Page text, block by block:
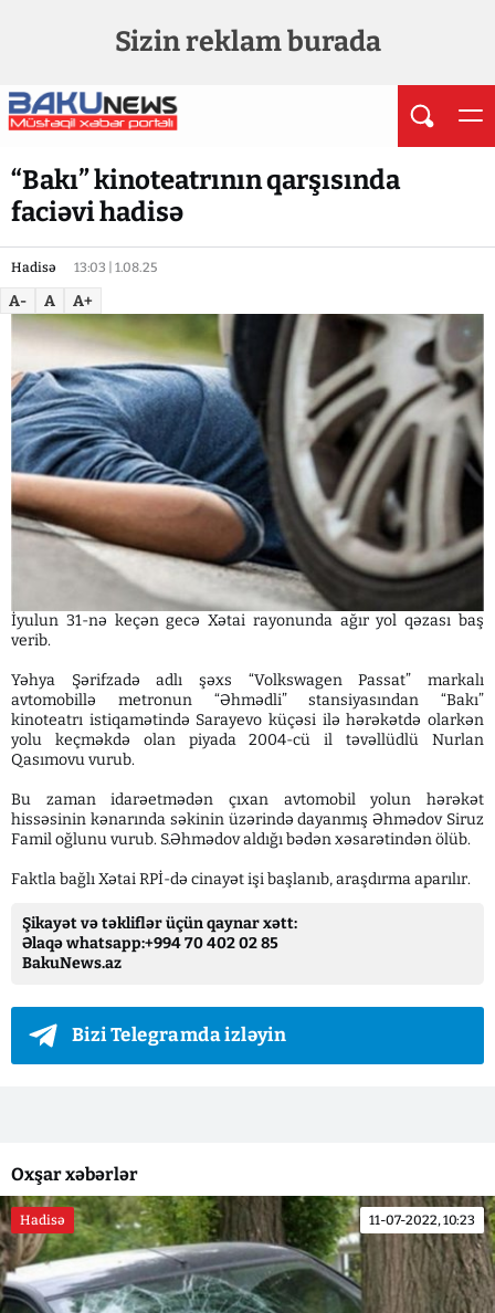
Sizin reklam burada
“Bakı” kinoteatrının qarşısında
faciəvi hadisə
Hadisə 13:03 | 1.08.25
A- A A+
İyulun 31-nə keçən gecə Xətai rayonunda ağır yol qəzası baş
verib.
Yəhya Şərifzadə adlı şəxs “Volkswagen Passat” markalı
avtomobillə metronun “Əhmədli” stansiyasından “Bakı”
kinoteatrı istiqamətində Sarayevo küçəsi ilə hərəkətdə olarkən
yolu keçməkdə olan piyada 2004-cü il təvəllüdlü Nurlan
Qasımovu vurub.
Bu zaman idarəetmədən çıxan avtomobil yolun hərəkət
hissəsinin kənarında səkinin üzərində dayanmış Əhmədov Siruz
Famil oğlunu vurub. S.Əhmədov aldığı bədən xəsarətindən ölüb.
Faktla bağlı Xətai RPİ-də cinayət işi başlanıb, araşdırma aparılır.
Şikayət və təkliflər üçün qaynar xətt:
Əlaqə whatsapp:+994 70 402 02 85
BakuNews.az
Bizi Telegramda izləyin
Oxşar xəbərlər
Hadisə 11-07-2022, 10:23